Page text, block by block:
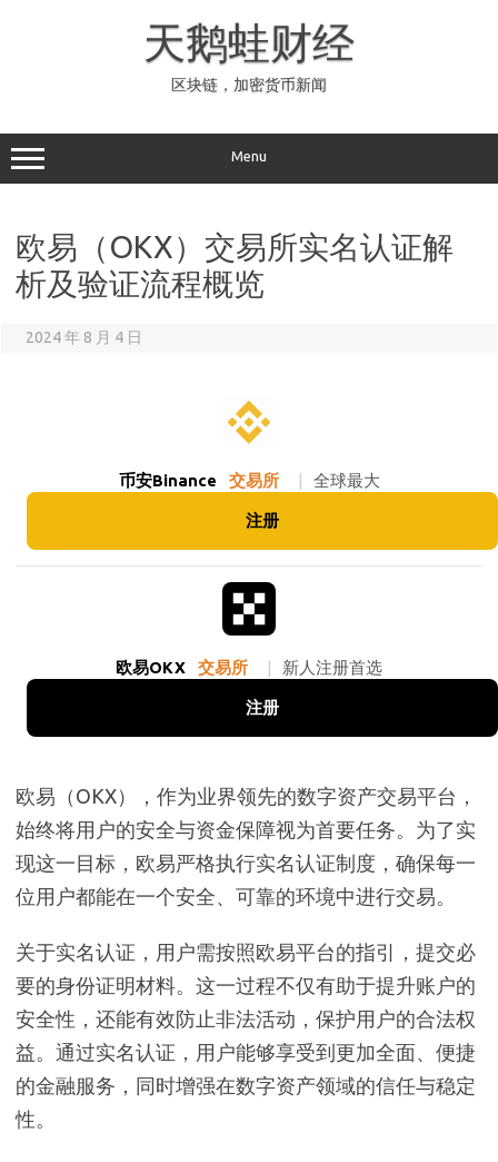
天鹅蛙财经
区块链，加密货币新闻
Menu
欧易（OKX）交易所实名认证解
析及验证流程概览
2024 年 8 月 4 日
币安Binance 交易所 | 全球最大
注册
欧易OKX 交易所 | 新人注册首选
注册
欧易（OKX），作为业界领先的数字资产交易平台，
始终将用户的安全与资金保障视为首要任务。为了实
现这一目标，欧易严格执行实名认证制度，确保每一
位用户都能在一个安全、可靠的环境中进行交易。
关于实名认证，用户需按照欧易平台的指引，提交必
要的身份证明材料。这一过程不仅有助于提升账户的
安全性，还能有效防止非法活动，保护用户的合法权
益。通过实名认证，用户能够享受到更加全面、便捷
的金融服务，同时增强在数字资产领域的信任与稳定
性。